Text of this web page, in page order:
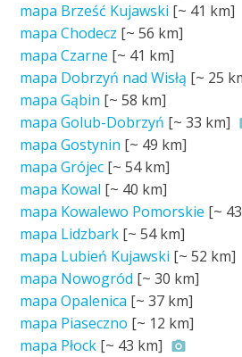
mapa Brześć Kujawski [~ 41 km]
mapa Chodecz [~56 km]
mapa Czarne [~ 41 km]
mapa Dobrzyń nad Wisłą [~ 25
mapa Gąbin [~58 km]
mapa Golub-Dobrzyń [~33 km]
mapa Gostynin [~ 49 km]
mapa Grójec [~54 km]
mapa Kowal [~ 40 km]
mapa Kowalewo Pomorskie [~
mapa Lidzbark [~54 km]
mapa Lubień Kujawski [~52 km]
mapa Nowogród [~30 km]
mapa Opalenica [~37 km]
mapa Piaseczno [~ 12 km]
mapa Płock [~ 43 km]